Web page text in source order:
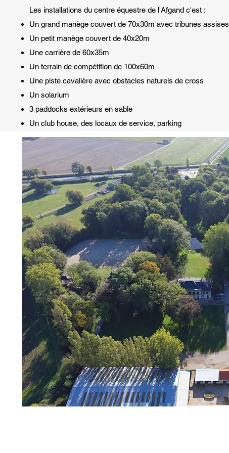
Les installations du centre équestre de l'Afgand c'est :
Un grand manège couvert de 70x30m avec tribunes assises
Un petit manège couvert de 40x20m
Une carrière de 60x35m
Un terrain de compétition de 100x60m
Une piste cavalière avec obstacles naturels de cross
Un solarium
3 paddocks extérieurs en sable
Un club house, des locaux de service, parking